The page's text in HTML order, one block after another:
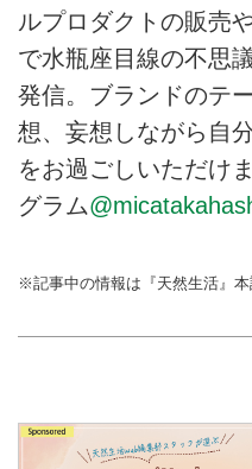
ルプロダクトの販売
で水瓶座目線の不思
発信。ブランドのテ
想、妄想しながら自
をお過ごしいただけ
グラム
※記事中の情報は『天然生活』